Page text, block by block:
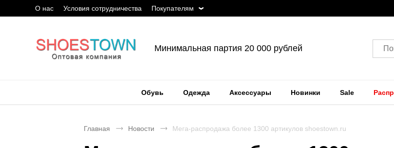
О нас Условия сотрудничества Покупателям
Минимальная партия 20 000 рублей
Обувь Одежда Аксессуары Новинки Sale
Главная Новости Мега-распродажа более 1300 артикулов shoestown.ru